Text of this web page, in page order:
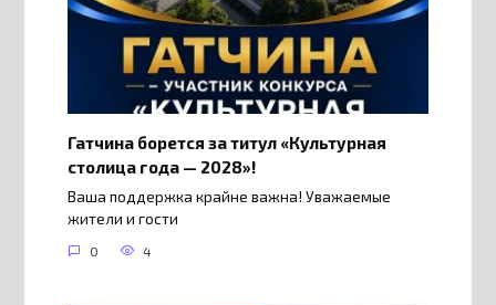
Гатчина борется за титул «Культурная
столица года — 2028»!
Ваша поддержка крайне важна! Уважаемые
жители и гости
0 4